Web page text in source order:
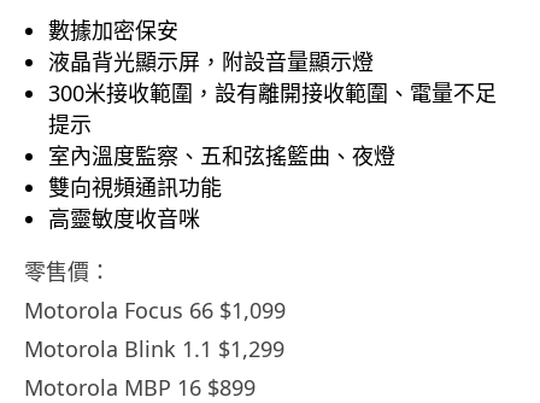
數據加密保安
液晶背光顯示屏，附設音量顯示燈
300米接收範圍，設有離開接收範圍、電量不足
提示
室內溫度監察、五和弦搖籃曲、夜燈
雙向視頻通訊功能
高靈敏度收音咪
零售價：
Motorola Focus 66 $1,099
Motorola Blink 1.1 $1,299
Motorola MBP 16 $899